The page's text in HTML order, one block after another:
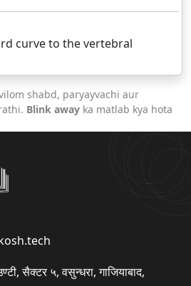
curve to the vertebral
shabd, paryayvachi aur
Blink away ka matlab kya hota
सैक्टर ५, वसुन्धरा, गाजियाबाद,